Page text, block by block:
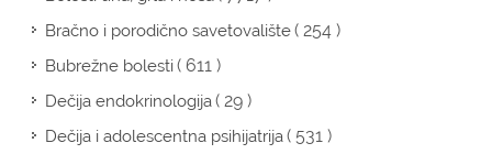
Bračno i porodično savetovalište( 254 )
Bubrežne bolesti( 611 )
Dečija endokrinologija( 29 )
Dečija i adolescentna psihijatrija( 531 )